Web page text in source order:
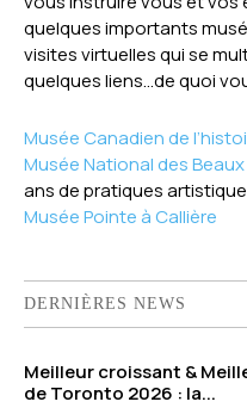
quelques importants
visites virtuelles qui se
quelques liens…de quoi
Musée Canadien de
Musée National des
ans de pratiques
Musée Pointe à Callière
DERNIÈRES NEWS
Meilleur croissant &
de Toronto 2026 : la...